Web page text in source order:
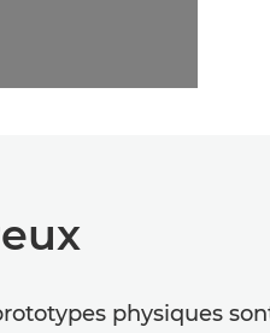
physiques